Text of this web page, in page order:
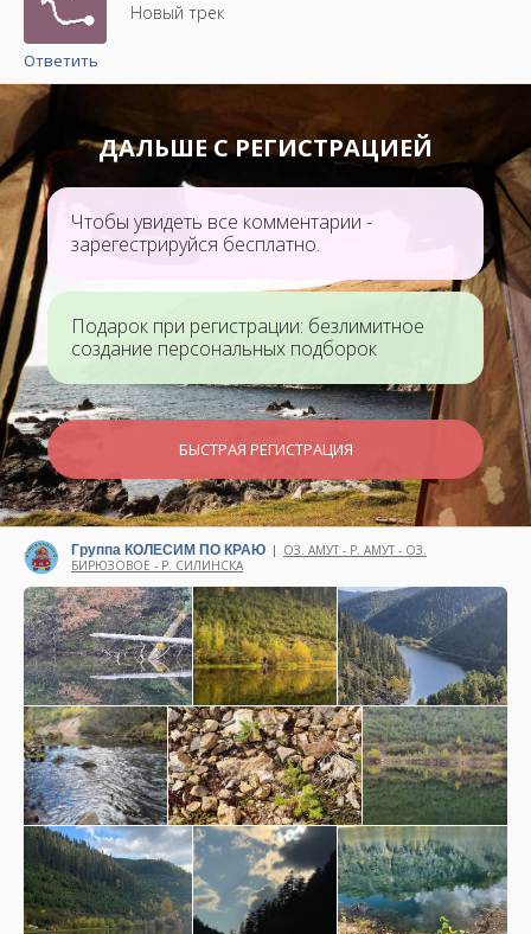
Новый трек
Ответить
ДАЛЬШЕ С РЕГИСТРАЦИЕЙ
Чтобы увидеть все комментарии -
зарегестрируйся бесплатно.
Подарок при регистрации: безлимитное
создание персональных подборок
БЫСТРАЯ РЕГИСТРАЦИЯ
Группа КОЛЕСИМ ПО КРАЮ | ОЗ. АМУТ - Р. АМУТ - ОЗ.
БИРЮЗОВОЕ - Р. СИЛИНСКА